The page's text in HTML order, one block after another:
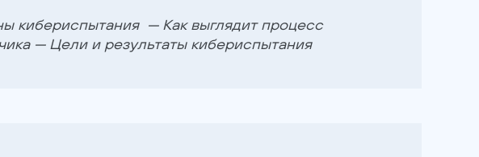
кибериспытания — Как выглядит процесс
— Цели и результаты кибериспытания